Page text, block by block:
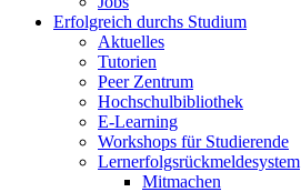
Erfolgreich durchs Studium
Aktuelles
Tutorien
Peer Zentrum
Hochschulbibliothek
E-Learning
Workshops für Studierende
Lernerfolgsrückmeldesystem
Mitmachen